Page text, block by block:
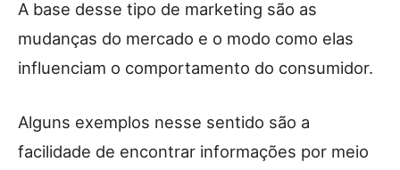
A base desse tipo de marketing são as
mudanças do mercado e o modo como elas
influenciam o comportamento do consumidor.
Alguns exemplos nesse sentido são a
facilidade de encontrar informações por meio